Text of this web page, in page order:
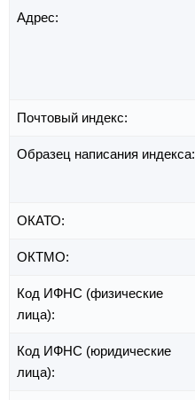
Адрес:
Почтовый индекс:
Образец написания индекса:
ОКАТО:
ОКТМО:
Код ИФНС (физические
лица):
Код ИФНС (юридические
лица):